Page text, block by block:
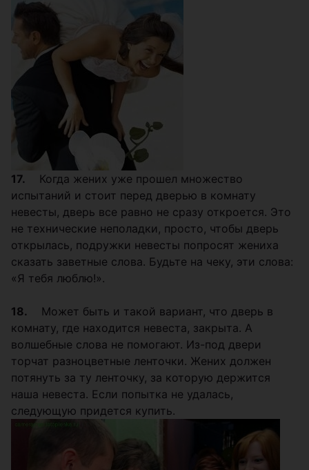
17. Когда жених уже прошел множество
испытаний и стоит перед дверью в комнату
невесты, дверь все равно не сразу откроется. Это
не технические неполадки, просто, чтобы дверь
открылась, подружки невесты попросят жениха
сказать заветные слова. Будьте на чеку, эти слова:
«Я тебя люблю!».
18. Может быть и такой вариант, что дверь в
комнату, где находится невеста, закрыта. А
волшебные слова не помогают. Из-под двери
торчат разноцветные ленточки. Жених должен
потянуть за ту ленточку, за которую держится
наша невеста. Если попытка не удалась,
следующую придется купить.